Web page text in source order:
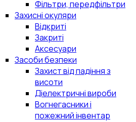
Фільтри, передфільтри
Захисні окуляри
Відкриті
Закриті
Аксесуари
Засоби безпеки
Захист від падіння з
висоти
Діелектричні вироби
Вогнегасники і
пожежний інвентар